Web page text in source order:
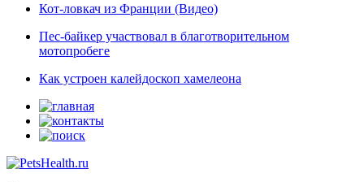
Кот-ловкач из Франции (Видео)
Пес-байкер участвовал в благотворительном
мотопробеге
Как устроен калейдоскоп хамелеона